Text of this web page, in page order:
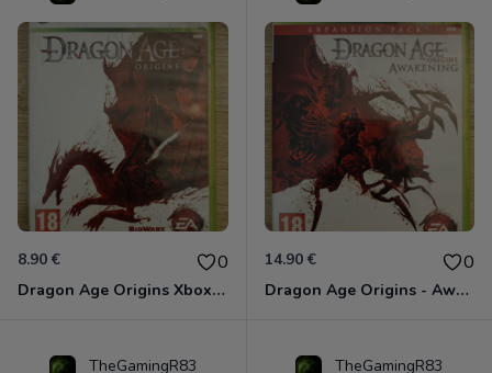
8.90 € 0
Dragon Age Origins Xbox 360
14.90 € 0
Dragon Age Origins - Awakening Xbox 360
TheGamingR83 TheGamingR83